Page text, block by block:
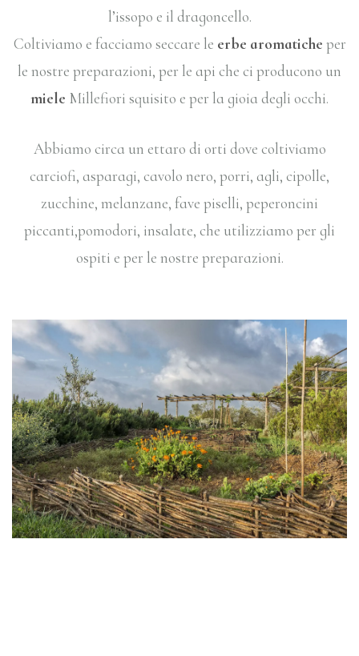
l’issopo e il dragoncello.
Coltiviamo e facciamo seccare le erbe aromatiche per
le nostre preparazioni, per le api che ci producono un
miele Millefiori squisito e per la gioia degli occhi.
Abbiamo circa un ettaro di orti dove coltiviamo
carciofi, asparagi, cavolo nero, porri, agli, cipolle,
zucchine, melanzane, fave piselli, peperoncini
piccanti,pomodori, insalate, che utilizziamo per gli
ospiti e per le nostre preparazioni.